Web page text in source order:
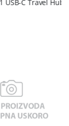
15W bijeli
USB-C Travel Hub-